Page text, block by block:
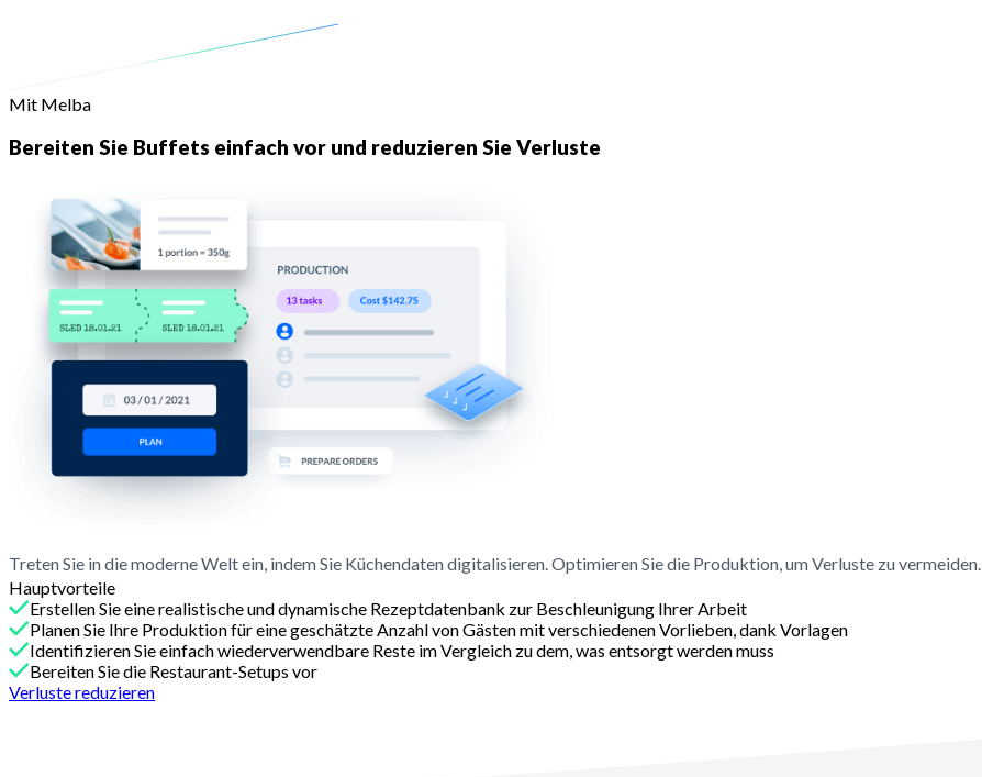
Mit Melba
Bereiten Sie Buffets einfach vor und reduzieren Sie Verluste
Treten Sie in die moderne Welt ein, indem Sie Küchendaten digitalisieren. Optimieren Sie die Produktion, um Verluste zu vermeiden.
Hauptvorteile
Erstellen Sie eine realistische und dynamische Rezeptdatenbank zur Beschleunigung Ihrer Arbeit
Planen Sie Ihre Produktion für eine geschätzte Anzahl von Gästen mit verschiedenen Vorlieben, dank Vorlagen
Identifizieren Sie einfach wiederverwendbare Reste im Vergleich zu dem, was entsorgt werden muss
Bereiten Sie die Restaurant-Setups vor
Verluste reduzieren